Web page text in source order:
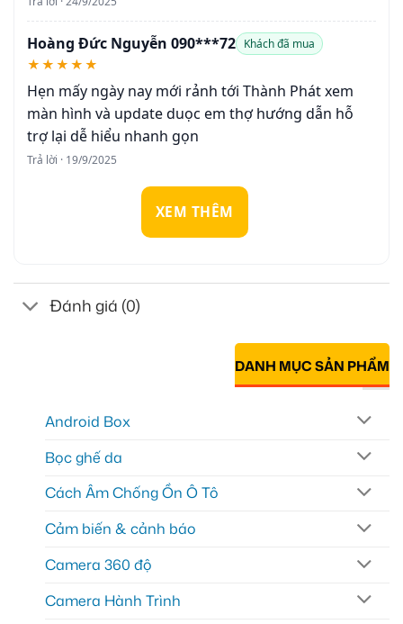
Hoàng Đức Nguyễn 090***72 Khách đã mua
★★★★★
Hẹn mấy ngày nay mới rảnh tới Thành Phát xem
màn hình và update duọc em thợ hướng dẫn hỗ
trợ lại dễ hiểu nhanh gọn
Trả lời · 19/9/2025
XEM THÊM
Đánh giá (0)
DANH MỤC SẢN PHẨM
Android Box
Bọc ghế da
Cách Âm Chống Ồn Ô Tô
Cảm biến & cảnh báo
Camera 360 độ
Camera Hành Trình